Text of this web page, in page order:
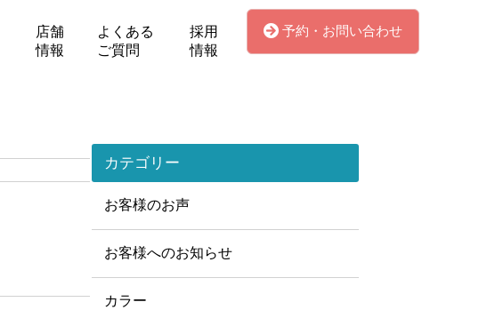
店舗
情報
よくある
ご質問
採用
情報
予約・お問い合わせ
カテゴリー
お客様のお声
お客様へのお知らせ
カラー